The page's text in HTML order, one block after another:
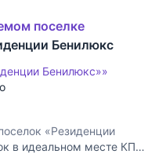
поселке
Бенилюкс
Бенилюкс»»
«Резиденции
в идеальном месте КП